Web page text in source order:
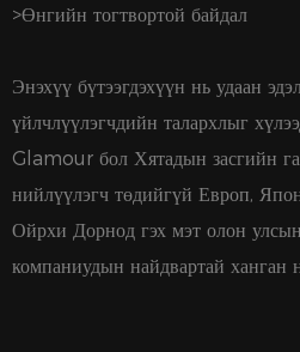
>Өнгийн тогтвортой байдал
Энэхүү бүтээгдэхүүн нь удаан
үйлчлүүлэгчдийн талархлыг
Glamour бол Хятадын засгийн
нийлүүлэгч төдийгүй Европ,
Ойрхи Дорнод гэх мэт олон
компаниудын найдвартай ханган